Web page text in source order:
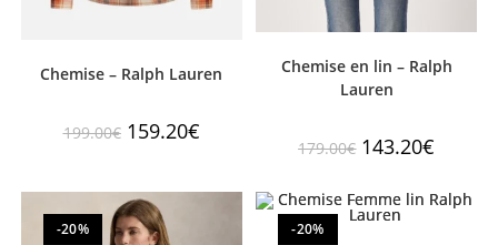
Chemise – Ralph Lauren
199.00€ 159.20€
Chemise en lin – Ralph
Lauren
179.00€ 143.20€
-20% -20%